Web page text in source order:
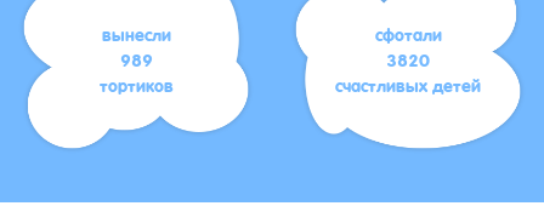
вынесли
989
тортиков
сфотали
3820
счастливых детей